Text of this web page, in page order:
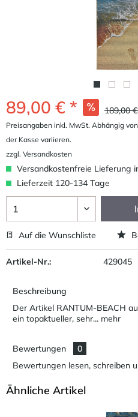
89,00 € * 189,00
Preisangaben inkl. MwSt. Abhängig
der Kasse variieren.
zzgl. Versandkosten
Versandkostenfreie Lieferung
Lieferzeit 120-134 Tage
Auf die Wunschliste
Artikel-Nr.: 429045
Beschreibung
Der Artikel RANTUM-BEACH
ein topaktueller, sehr... mehr
Bewertungen
0
Bewertungen lesen, schreiben
Ähnliche Artikel